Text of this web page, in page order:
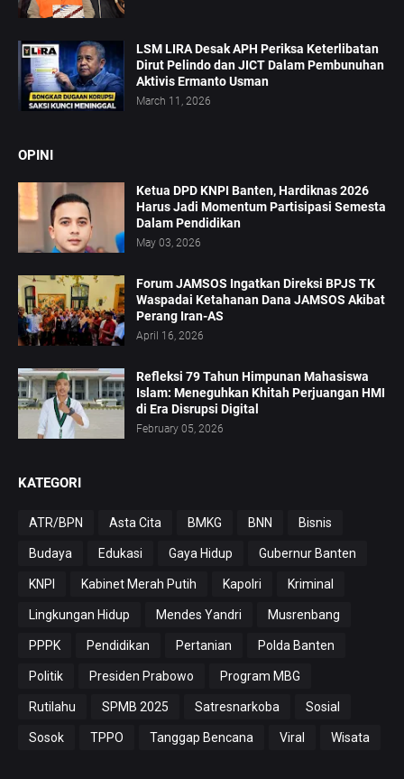
LSM LIRA Desak APH Periksa Keterlibatan
Dirut Pelindo dan JICT Dalam Pembunuhan
Aktivis Ermanto Usman
March 11, 2026
OPINI
Ketua DPD KNPI Banten, Hardiknas 2026
Harus Jadi Momentum Partisipasi Semesta
Dalam Pendidikan
May 03, 2026
Forum JAMSOS Ingatkan Direksi BPJS TK
Waspadai Ketahanan Dana JAMSOS Akibat
Perang Iran-AS
April 16, 2026
Refleksi 79 Tahun Himpunan Mahasiswa
Islam: Meneguhkan Khitah Perjuangan HMI
di Era Disrupsi Digital
February 05, 2026
KATEGORI
ATR/BPN Asta Cita BMKG BNN Bisnis
Budaya Edukasi Gaya Hidup Gubernur Banten
KNPI Kabinet Merah Putih Kapolri Kriminal
Lingkungan Hidup Mendes Yandri Musrenbang
PPPK Pendidikan Pertanian Polda Banten
Politik Presiden Prabowo Program MBG
Rutilahu SPMB 2025 Satresnarkoba Sosial
Sosok TPPO Tanggap Bencana Viral Wisata